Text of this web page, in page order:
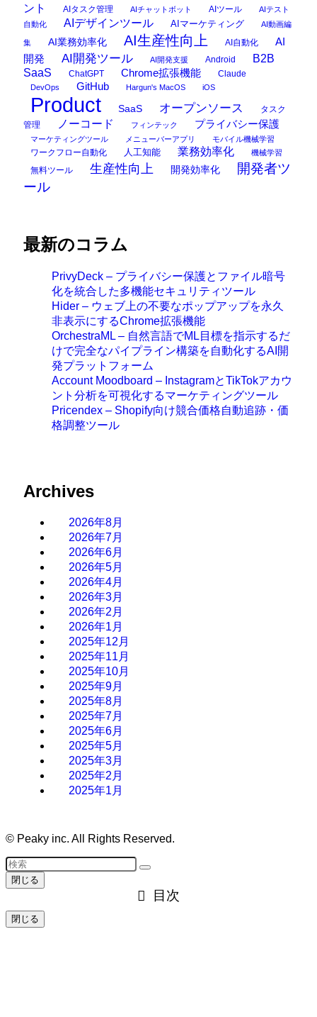
ント
AIタスク管理 AIチャットボット AIツール
AIテスト
自動化
AIデザインツール AIマーケティング AI動画編
集 AI業務効率化 AI生産性向上 AI自動化
AI
開発
AI開発ツール AI開発支援 Android
B2B
SaaS
ChatGPT Chrome拡張機能 Claude
DevOps GitHub Hargun's MacOS iOS
Product SaaS オープンソース
タスク
管理
ノーコード フィンテック プライバシー保護
マーケティングツール メニューバーアプリ モバイル機械学習
ワークフロー自動化 人工知能 業務効率化 機械学習
無料ツール 生産性向上 開発効率化
開発者ツ
ール
最新のコラム
PrivyDeck – プライバシー保護とファイル暗号
化を統合した多機能セキュリティツール
Hider – ウェブ上の不要なポップアップを永久
非表示にするChrome拡張機能
OrchestraML – 自然言語でML目標を指示するだ
けで完全なパイプライン構築を自動化するAI開
発プラットフォーム
Account Moodboard – InstagramとTikTokアカウ
ント分析を可視化するマーケティングツール
Pricendex – Shopify向け競合価格自動追跡・価
格調整ツール
Archives
2026年8月
2026年7月
2026年6月
2026年5月
2026年4月
2026年3月
2026年2月
2026年1月
2025年12月
2025年11月
2025年10月
2025年9月
2025年8月
2025年7月
2025年6月
2025年5月
2025年3月
2025年2月
2025年1月
© Peaky inc. All Rights Reserved.
閉じる
目次
閉じる